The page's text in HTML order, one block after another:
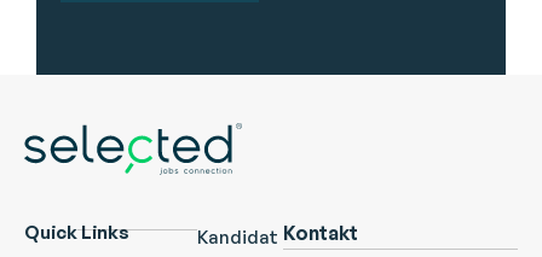
Quick Links
Kandidat Kontakt